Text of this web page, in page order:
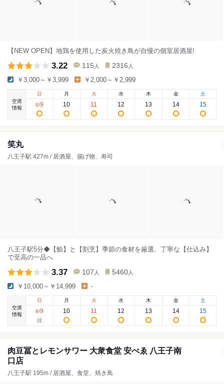
【NEW OPEN】地鶏を使用した炭火焼き鳥が自慢の個室居酒屋!
3.22 115 人 2316 人
￥3,000～￥3,999 ￥2,000～￥2,999
空席
情報
日
8/9
月
10
火
11
水
12
木
13
金
14
土
15
笑丸
八王子駅 427m / 居酒屋、揚げ物、寿司
八王子駅5分◆【鮨】と【割烹】季節の食材を厳選、丁寧な【仕込み】
で至高の一品へ
3.37 107 人 5460 人
￥10,000～￥14,999 -
空席
情報
日
8/9
月
10
火
11
水
12
木
13
金
14
土
15
肉豆冨とレモンサワー 大衆食堂 安べゑ 八王子南
口店
八王子駅 195m / 居酒屋、食堂、焼き鳥